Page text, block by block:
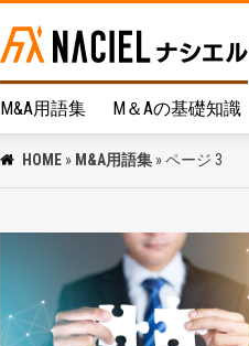
M&A用語集 M＆Aの基礎知識
HOME » M&A用語集 »ページ 3